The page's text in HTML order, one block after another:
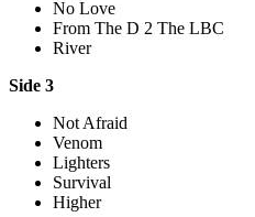
No Love
From The D 2 The LBC
River
Side 3
Not Afraid
Venom
Lighters
Survival
Higher